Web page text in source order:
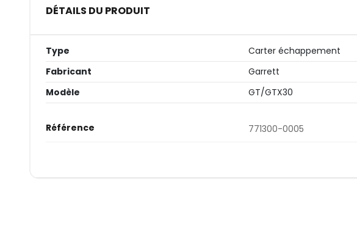
DÉTAILS DU PRODUIT
Type
Carter échappement
Fabricant
Garrett
Modèle
GT/GTX30
Référence 771300-0005